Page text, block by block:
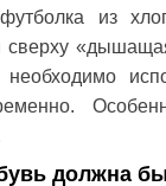
из
сверху
должна